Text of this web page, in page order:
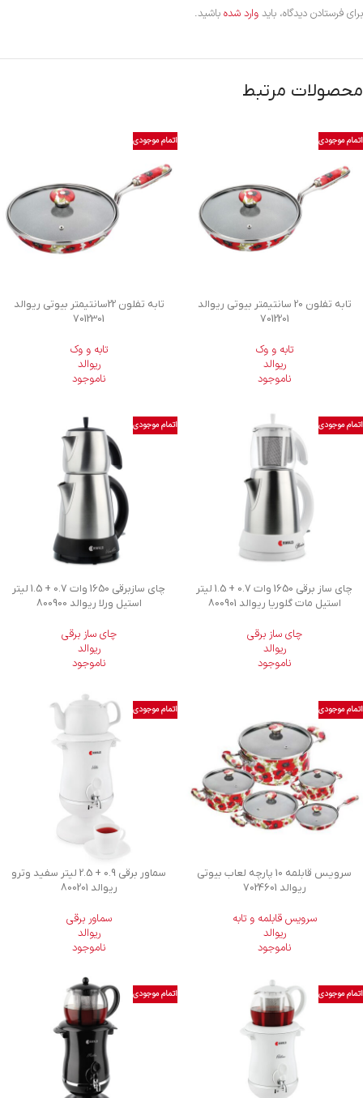
برای فرستادن دیدگاه، باید وارد شده باشید.
محصولات مرتبط
اتمام موجودی
تابه تفلون 20 سانتیمتر بیوتی ریوالد
7012201
تابه و وک
ریوالد
ناموجود
اتمام موجودی
تابه تفلون 22سانتیمتر بیوتی ریوالد
7012301
تابه و وک
ریوالد
ناموجود
اتمام موجودی
چای ساز برقی 1650 وات 0.7 + 1.5 لیتر
استیل مات گلوریا ریوالد 800901
چای ساز برقی
ریوالد
ناموجود
اتمام موجودی
چای سازبرقی 1650 وات 0.7 + 1.5 لیتر
استیل ورلا ریوالد 800900
چای ساز برقی
ریوالد
ناموجود
اتمام موجودی
سرویس قابلمه 10 پارچه لعاب بیوتی
ریوالد 7024601
سرویس قابلمه و تابه
ریوالد
ناموجود
اتمام موجودی
سماور برقی 0.9 + 2.5 لیتر سفید وترو
ریوالد 800201
سماور برقی
ریوالد
ناموجود
اتمام موجودی اتمام موجودی